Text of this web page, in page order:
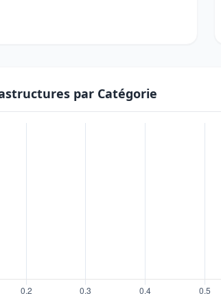
par Catégorie